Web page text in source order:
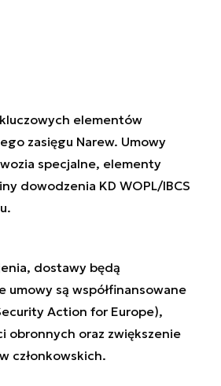
elementów
zasięgu Narew. Umowy
specjalne, elementy
dowodzenia KD WOPL/IBCS
dostawy będą
są współfinansowane
Action for Europe),
obronnych oraz zwiększenie
członkowskich.